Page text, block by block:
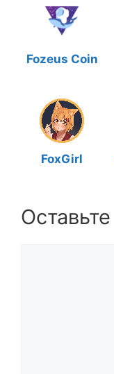
Fozeus Coin
FoxGirl